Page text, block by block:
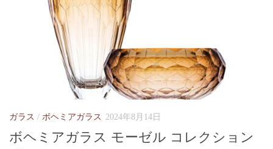
ガラス / ボヘミアガラス 2024年8月14日
ボヘミアガラス モーゼル コレクション